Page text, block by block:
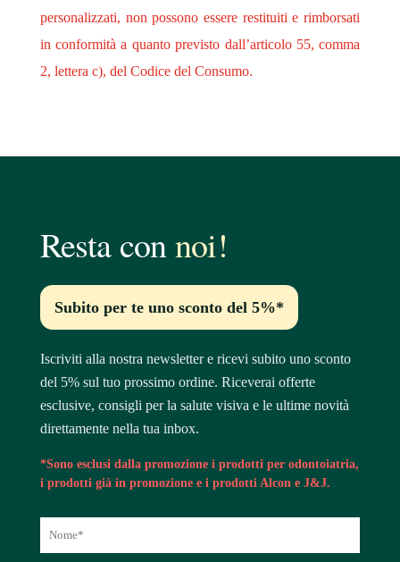
personalizzati, non possono essere restituiti e rimborsati
in conformità a quanto previsto dall’articolo 55, comma
2, lettera c), del Codice del Consumo.
Resta connoi!
Subito per te uno sconto del 5%*
Iscriviti alla nostra newsletter e ricevi subito uno sconto
del 5% sul tuo prossimo ordine. Riceverai offerte
esclusive, consigli per la salute visiva e le ultime novità
direttamente nella tua inbox.
*Sono esclusi dalla promozione i prodotti per odontoiatria,
i prodotti già in promozione e i prodotti Alcon e J&J.